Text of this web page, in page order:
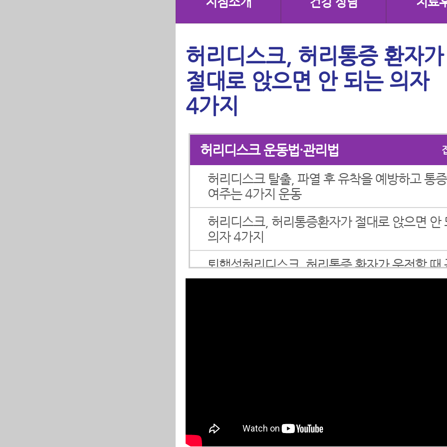
허리디스크, 허리통증 환자가
절대로 앉으면 안 되는 의자
4가지
허리디스크 운동법·관리법
허리디스크 탈출, 파열 후 유착을 예방하고 통
여주는 4가지 운동
허리디스크, 허리통증환자가 절대로 앉으면 안
의자 4가지
퇴행성허리디스크, 허리통증 환자가 운전할 때
야 하는 엉덩이 운동
허리디스크운동 알려주는 강남한의원 찾으시나